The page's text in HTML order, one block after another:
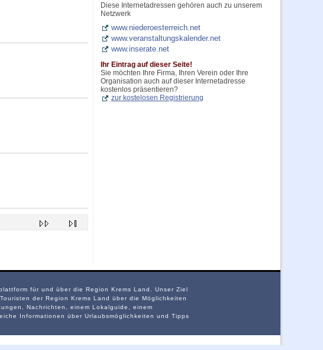
Diese Internetadressen gehören auch zu unserem
Netzwerk
www.niederoesterreich.net
www.veranstaltungskalender.net
www.inserate.net
Ihr Eintrag auf dieser Seite!
Sie möchten Ihre Firma, Ihren Verein oder Ihre
Organisation auch auf dieser Internetadresse
kostenlos präsentieren?
zur kostelosen Registrierung
für und über die Region Krems Land. Unser Ziel
der Region Krems Land über die Möglichkeiten
Nachrichten, einem Lokalguide, einem
Informationen über Urlaubsmöglichkeiten und Tipps